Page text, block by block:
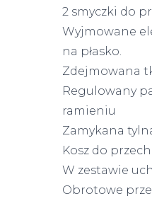
2 smyczki do
Wyjmowane
na płasko.
Zdejmowana
Regulowany
ramieniu
Zamykana
Kosz do
W zestawie
Obrotowe